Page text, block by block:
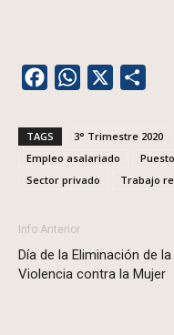
FacebookWhatsApp
TAGS 3° Trimestre 2020
Empleo asalariado
Sector privado
Trabajo
Info Anterior
Día de la Eliminación de la
Violencia contra la Mujer